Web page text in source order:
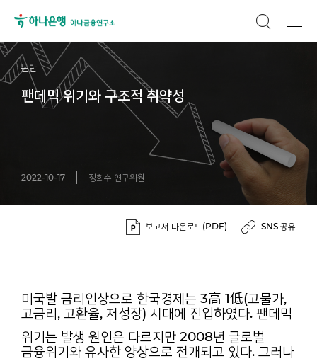
논단
팬데믹 위기와 구조적 취약성
2022-10-17 정희수 연구위원
보고서 다운로드(PDF) SNS 공유
미국발 금리인상으로 한국경제는 3高 1低(고물가,
고금리, 고환율, 저성장) 시대에 진입하였다. 팬데믹
위기는 발생 원인은 다르지만 2008년 글로벌
금융위기와 유사한 양상으로 전개되고 있다. 그러나